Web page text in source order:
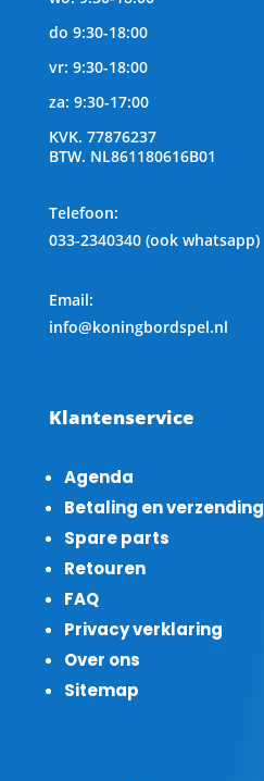
do 9:30-18:00
vr: 9:30-18:00
za: 9:30-17:00
KVK. 77876237
BTW. NL861180616B01
Telefoon:
033-2340340 (ook whatsapp)
Email:
info@koningbordspel.nl
Klantenservice
Agenda
Betaling en verzending
Spare parts
Retouren
FAQ
Privacy verklaring
Over ons
Sitemap